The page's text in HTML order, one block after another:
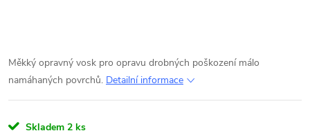
Měkký opravný vosk pro opravu drobných poškození málo
namáhaných povrchů. Detailní informace
Skladem 2 ks